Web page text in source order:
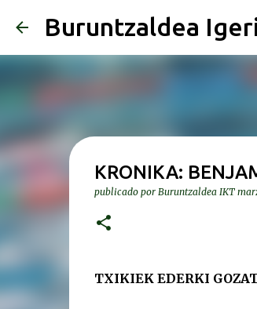
Buruntzaldea
KRONIKA:
publicado por Buruntzaldea IKT
TXIKIEK EDERKI